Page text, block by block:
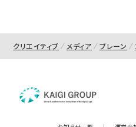
クリエイティブ メディア ブレーン